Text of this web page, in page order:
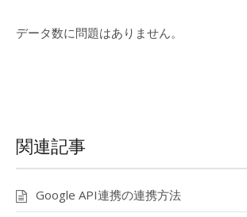
データ数に問題はありません。
関連記事
Google API連携の連携方法